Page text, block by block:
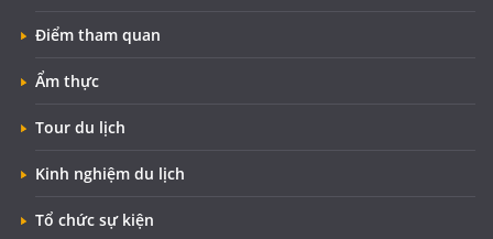
Điểm tham quan
Ẩm thực
Tour du lịch
Kinh nghiệm du lịch
Tổ chức sự kiện